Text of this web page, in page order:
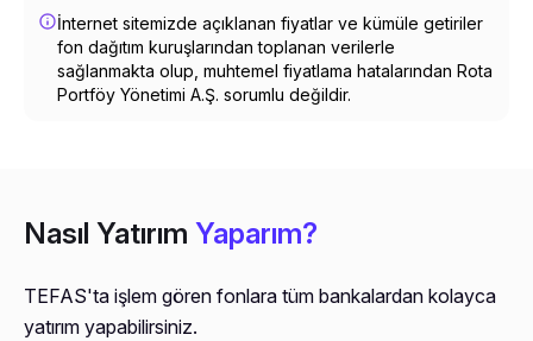
İnternet sitemizde açıklanan fiyatlar ve kümüle getiriler
fon dağıtım kuruşlarından toplanan verilerle
sağlanmakta olup, muhtemel fiyatlama hatalarından Rota
Portföy Yönetimi A.Ş. sorumlu değildir.
Nasıl Yatırım Yaparım?
TEFAS'ta işlem gören fonlara tüm bankalardan kolayca
yatırım yapabilirsiniz.